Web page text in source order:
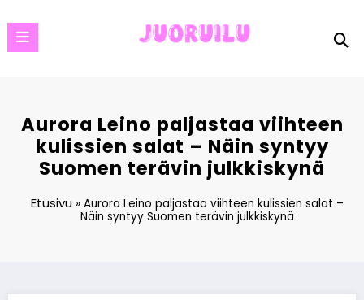
to
content
Aurora Leino paljastaa viihteen
kulissien salat – Näin syntyy
Suomen terävin julkkiskynä
Etusivu »Aurora Leino paljastaa viihteen kulissien salat –
Näin syntyy Suomen terävin julkkiskynä